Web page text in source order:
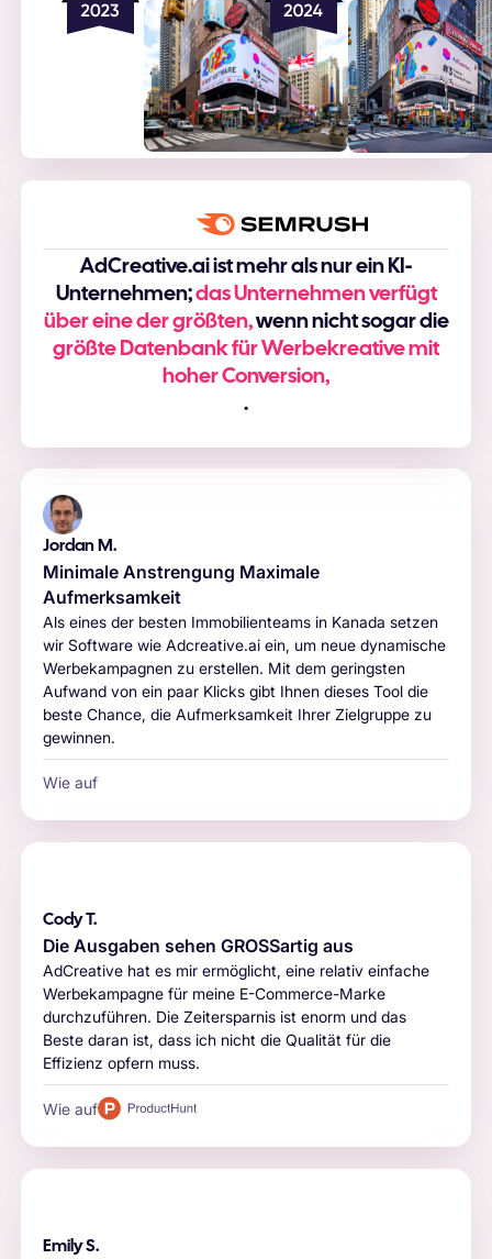
AdCreative.ai ist mehr als nur ein KI-
Unternehmen;das Unternehmen verfügt
über eine der größten,wenn nicht sogar die
größte Datenbank für Werbekreative mit
hoher Conversion,
.
Jordan M.
Minimale Anstrengung Maximale
Aufmerksamkeit
Als eines der besten Immobilienteams in Kanada setzen
wir Software wie Adcreative.ai ein, um neue dynamische
Werbekampagnen zu erstellen. Mit dem geringsten
Aufwand von ein paar Klicks gibt Ihnen dieses Tool die
beste Chance, die Aufmerksamkeit Ihrer Zielgruppe zu
gewinnen.
Wie auf
Cody T.
Die Ausgaben sehen GROSSartig aus
AdCreative hat es mir ermöglicht, eine relativ einfache
Werbekampagne für meine E-Commerce-Marke
durchzuführen. Die Zeitersparnis ist enorm und das
Beste daran ist, dass ich nicht die Qualität für die
Effizienz opfern muss.
Wie auf
Emily S.